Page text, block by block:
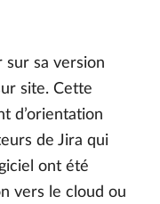
sur sa version
site. Cette
d’orientation
de Jira qui
ont été
vers le cloud ou